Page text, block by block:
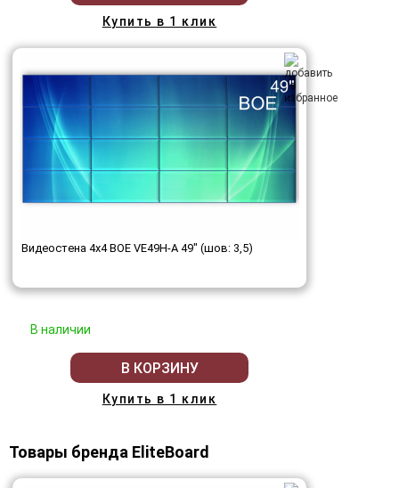
Купить в 1 клик
Видеостена 4x4 BOE VE49H-A 49" (шов: 3,5)
В наличии
В КОРЗИНУ
Купить в 1 клик
Товары бренда EliteBoard